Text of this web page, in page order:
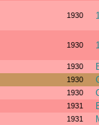
1930
1930
1930
1930
1930
1931
1931